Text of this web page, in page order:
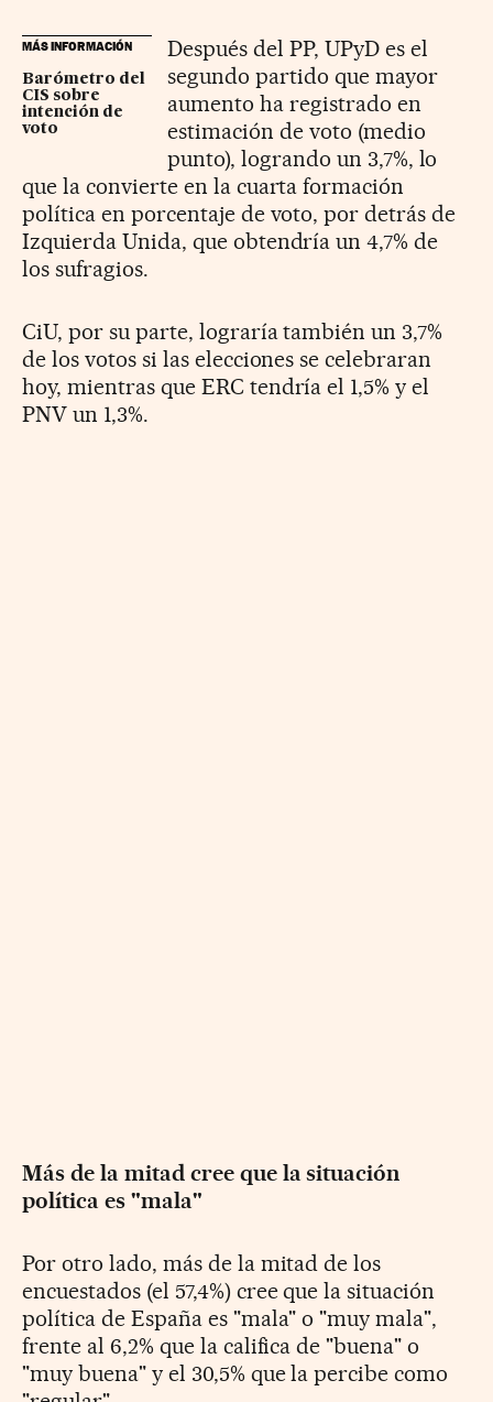
MÁS INFORMACIÓN
Barómetro del
CIS sobre
intención de
voto
Después del PP, UPyD es el
segundo partido que mayor
aumento ha registrado en
estimación de voto (medio
punto), logrando un 3,7%, lo
que la convierte en la cuarta formación
política en porcentaje de voto, por detrás de
Izquierda Unida, que obtendría un 4,7% de
los sufragios.
CiU, por su parte, lograría también un 3,7%
de los votos si las elecciones se celebraran
hoy, mientras que ERC tendría el 1,5% y el
PNV un 1,3%.
Más de la mitad cree que la situación
política es "mala"
Por otro lado, más de la mitad de los
encuestados (el 57,4%) cree que la situación
política de España es "mala" o "muy mala",
frente al 6,2% que la califica de "buena" o
"muy buena" y el 30,5% que la percibe como